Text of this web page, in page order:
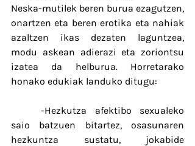
Neska-mutilek beren burua ezagutzen,
onartzen eta beren erotika eta nahiak
azaltzen ikas dezaten laguntzea,
modu askean adierazi eta zoriontsu
izatea da helburua. Horretarako
honako edukiak landuko ditugu:
	-Hezkutza afektibo sexualeko
saio batzuen bitartez, osasunaren
hezkuntza sustatu, jokabide